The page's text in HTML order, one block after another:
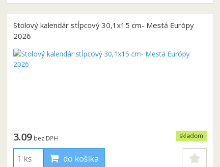
Stolový kalendár stĺpcový 30,1x15 cm- Mestá Európy
2026
skladom
3.09 bez DPH
do košíka